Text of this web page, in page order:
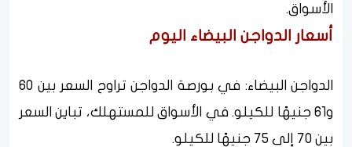
الأسواق.
أسعار الدواجن البيضاء اليوم
الدواجن البيضاء: في بورصة الدواجن تراوح السعر بين 60
و61 جنيهًا للكيلو. في الأسواق للمستهلك، تباين السعر
بين 70 إلى 75 جنيهًا للكيلو.